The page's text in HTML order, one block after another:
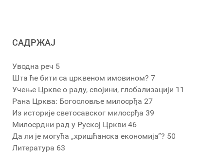
САДРЖАЈ
Уводна реч 5
Шта ће бити са црквеном имовином? 7
Учење Цркве о раду, својини, глобализацији 11
Рана Црква: Богословље милосрђа 27
Из историје светосавског милосрђа 39
Милосрдни рад у Руској Цркви 46
Да ли је могућа „хришћанска економија”? 50
Литература 63